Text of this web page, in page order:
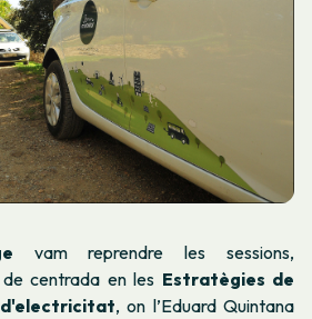
vam reprendre les sessions,
centrada en les Estratègies de
, on l’Eduard Quintana